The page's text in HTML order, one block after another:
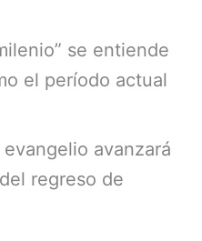
se entiende
el período actual
evangelio avanzará
regreso de